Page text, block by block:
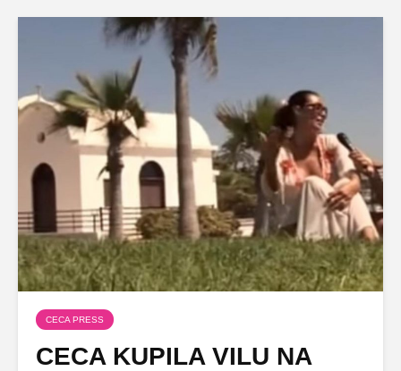
CECA PRESS
CECA KUPILA VILU NA